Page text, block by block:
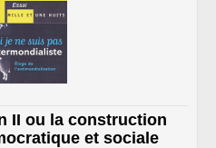
II ou la construction
et sociale